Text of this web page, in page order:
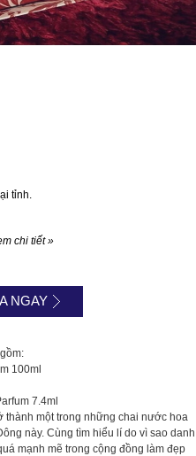
tỉnh.
chi tiết »
NGAY
100ml
7.4ml
thành một trong những chai nước hoa
này. Cùng tìm hiểu lí do vì sao danh
mạnh mẽ trong cộng đồng làm đẹp